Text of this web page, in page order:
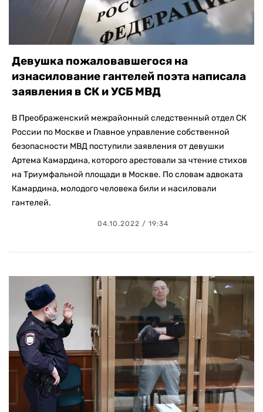
Девушка пожаловавшегося на
изнасилование гантелей поэта написала
заявления в СК и УСБ МВД
В Преображенский межрайонный следственный отдел СК
России по Москве и Главное управление собственной
безопасности МВД поступили заявления от девушки
Артема Камардина, которого арестовали за чтение стихов
на Триумфальной площади в Москве. По словам адвоката
Камардина, молодого человека били и насиловали
гантелей.
04.10.2022 / 19:34